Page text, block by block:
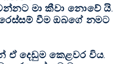
මා කීවා නොවේ යි.
වීම ඔබගේ නමට
ඒ දෙඩුම කෙළවර විය.